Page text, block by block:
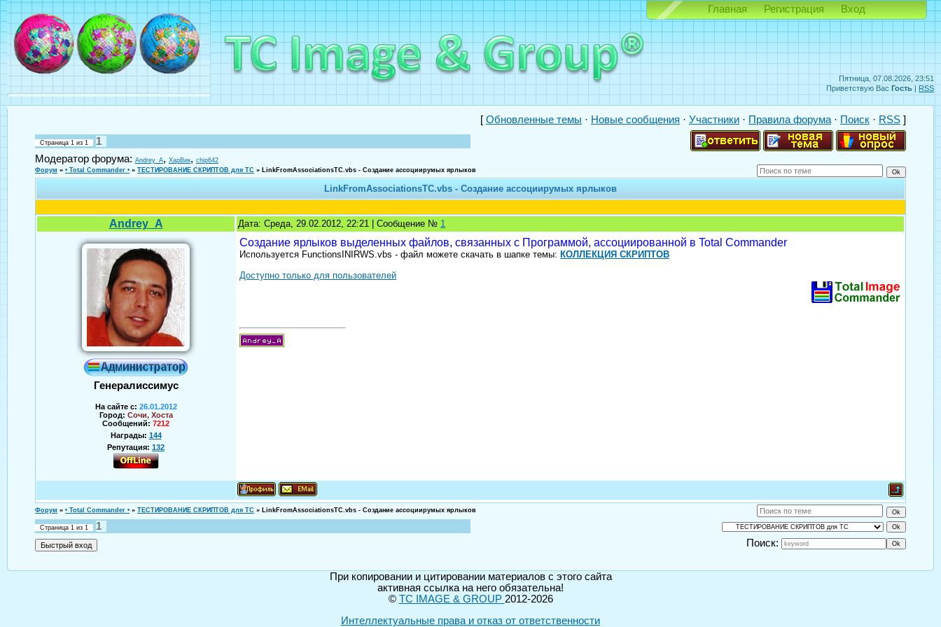
Пятница, 07.08.2026, 23:51
Приветствую Вас Гость | RSS
Главная Регистрация Вход
[ Обновленные темы · Новые сообщения · Участники · Правила форума · Поиск · RSS ]
Страница 1 из 1
1
Модератор форума: Andrey_A, ХарВик, chip642
Форум » • Total Commander • » ТЕСТИРОВАНИЕ СКРИПТОВ для TC » LinkFromAssociationsTC.vbs - Создание ассоциирумых ярлыков
LinkFromAssociationsTC.vbs - Создание ассоциирумых ярлыков
Andrey_A Дата: Среда, 29.02.2012, 22:21 | Сообщение № 1
Генералиссимус
На сайте с: 26.01.2012
Город: Сочи, Хоста
Сообщений: 7212
Награды: 144
Репутация: 132
Создание ярлыков выделенных файлов, связанных с Программой, ассоциированной в Total Commander
Используется FunctionsINIRWS.vbs - файл можете скачать в шапке темы: КОЛЛЕКЦИЯ СКРИПТОВ
Доступно только для пользователей
Форум » • Total Commander • » ТЕСТИРОВАНИЕ СКРИПТОВ для TC » LinkFromAssociationsTC.vbs - Создание ассоциирумых ярлыков
Страница 1 из 1
1
Поиск:
При копировании и цитировании материалов с этого сайта
активная ссылка на него обязательна!
© TC IMAGE & GROUP 2012-2026
Интеллектуальные права и отказ от ответственности